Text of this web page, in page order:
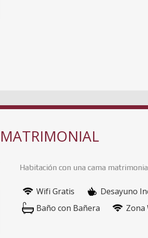
Habitación con una cama
Wifi Gratis Desayuno
Baño con Bañera
Zona